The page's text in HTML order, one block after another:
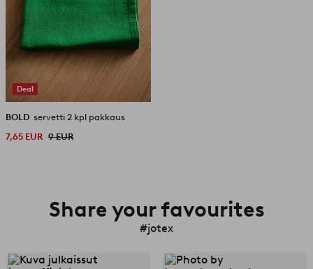
Deal
BOLD servetti 2 kpl pakkaus
7,65 EUR 9 EUR
Share your favourites
#jotex